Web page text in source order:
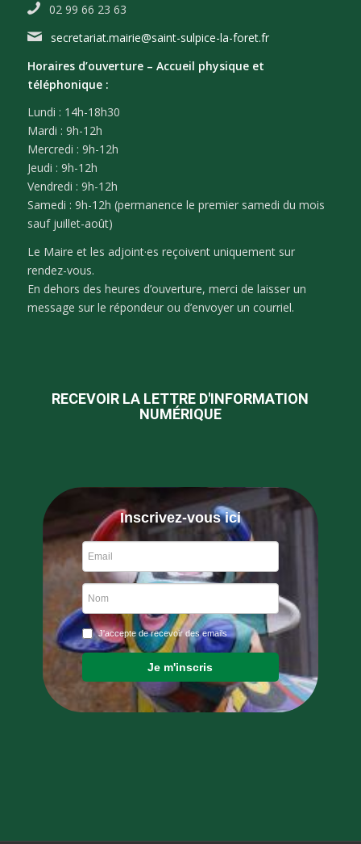
02 99 66 23 63
secretariat.mairie@saint-sulpice-la-foret.fr
Horaires d’ouverture – Accueil physique et
téléphonique :
Lundi : 14h-18h30
Mardi : 9h-12h
Mercredi : 9h-12h
Jeudi : 9h-12h
Vendredi : 9h-12h
Samedi : 9h-12h (permanence le premier samedi du mois
sauf juillet-août)
Le Maire et les adjoint·es reçoivent uniquement sur
rendez-vous.
En dehors des heures d’ouverture, merci de laisser un
message sur le répondeur ou d’envoyer un courriel.
RECEVOIR LA LETTRE D'INFORMATION
NUMÉRIQUE
Inscrivez-vous ici
J'accepte de recevoir des emails
Je m'inscris